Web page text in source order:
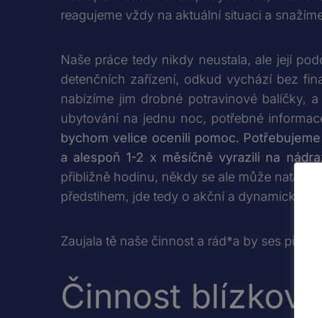
reagujeme vždy na aktuální situaci a
Naše práce tedy nikdy neustala, ale její
detenčních zařízení, odkud vychází bez
nabízíme jim drobné potravinové balíčky,
ubytování na jednu noc, potřebné
bychom velice ocenili pomoc.
a alespoň 1-2 x měsíčně vyrazili na
přibližně hodinu, někdy se ale může
předstihem, jde tedy o akční a dynamickou
Zaujala tě naše činnost a rád*a by ses
Činnost